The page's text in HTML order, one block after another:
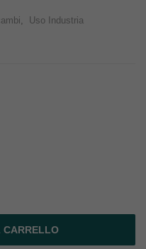
,
Uso Industria
CARRELLO